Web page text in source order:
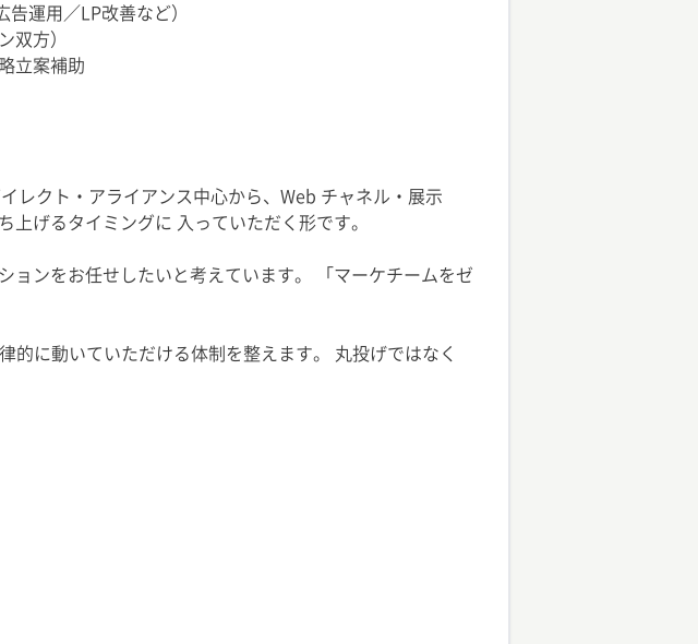
告運用／LP改善など）
双方）
立案補助
レクト・アライアンス中心から、Web チャネル・展示
げるタイミングに 入っていただく形です。
ョンをお任せしたいと考えています。 「マーケチームをゼ
的に動いていただける体制を整えます。 丸投げではなく